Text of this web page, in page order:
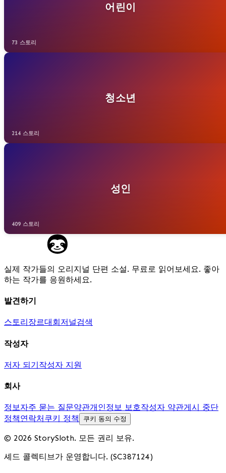
어린이
73 스토리
청소년
214 스토리
성인
409 스토리
실제 작가들의 오리지널 단편 소설. 무료로 읽어보세요. 좋아
하는 작가를 응원하세요.
발견하기
스토리 장르대회 저널검색
작성자
저자 되기작성자 지원
회사
정보자주 묻는 질문약관개인정보 보호작성자 약관게시 중단
정책연락처 쿠키 정책 쿠키 동의 수정
© 2026 StorySloth. 모든 권리 보유.
셰드 콜렉티브가 운영합니다. (SC387124)